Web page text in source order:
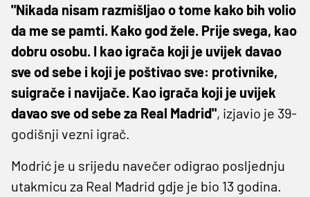
"Nikada nisam razmišljao o tome kako bih volio
da me se pamti. Kako god žele. Prije svega, kao
dobru osobu. I kao igrača koji je uvijek davao
sve od sebe i koji je poštivao sve: protivnike,
suigrače i navijače. Kao igrača koji je uvijek
davao sve od sebe za Real Madrid", izjavio je 39-
godišnji vezni igrač.
Modrić je u srijedu navečer odigrao posljednju
utakmicu za Real Madrid gdje je bio 13 godina.